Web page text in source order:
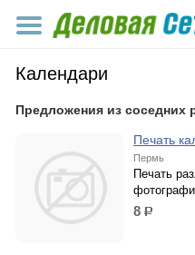
Календари
Предложения из соседних
Печать
Пермь
Печать
8 р.